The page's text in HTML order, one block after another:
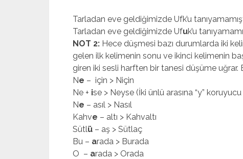
Tarladan eve geldiğimizde Ufk’u
Tarladan eve geldiğimizde Ufuk’u
NOT 2: Hece düşmesi bazı durumlarda iki
gelen ilk kelimenin sonu ve ikinci kelimenin
giren iki sesli harften bir tanesi düşüme uğrar.
Ne – için > Niçin
Ne + ise > Neyse (İki ünlü arasına “y”
Ne – asıl > Nasıl
Kahve – altı > Kahvaltı
Sütlü – aş > Sütlaç
Bu – arada > Burada
O – arada > Orada